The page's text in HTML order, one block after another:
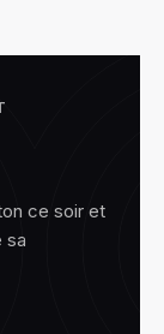
ce soir et
sa